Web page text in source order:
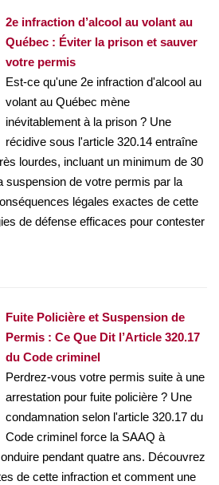
2e infraction d’alcool au volant au
Québec : Éviter la prison et sauver
votre permis
Est-ce qu'une 2e infraction d'alcool au
volant au Québec mène
inévitablement à la prison ? Une
récidive sous l'article 320.14 entraîne
lourdes, incluant un minimum de 30
suspension de votre permis par la
légales exactes de cette
de défense efficaces pour contester
Fuite Policière et Suspension de
Permis : Ce Que Dit l’Article 320.17
du Code criminel
Perdrez-vous votre permis suite à une
arrestation pour fuite policière ? Une
condamnation selon l'article 320.17 du
Code criminel force la SAAQ à
pendant quatre ans. Découvrez
de cette infraction et comment une